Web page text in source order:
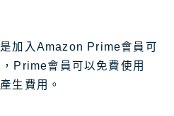
加入Amazon Prime會員可
Prime會員可以免費使用
生費用。